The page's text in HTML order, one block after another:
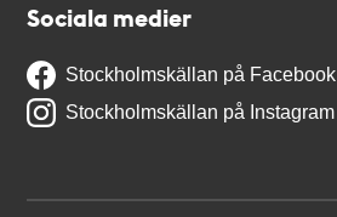
Sociala medier
Stockholmskällan på Facebook
Stockholmskällan på Instagram